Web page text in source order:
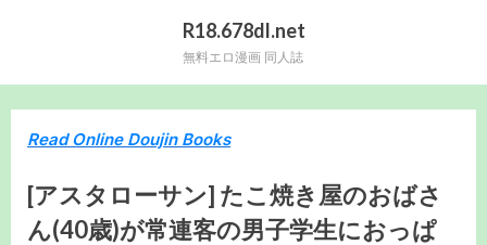
R18.678dl.net
無料エロ漫画 同人誌
Read Online Doujin Books
[アスタローサン] たこ焼き屋のおばさ
ん(40歳)が常連客の男子学生におっぱ